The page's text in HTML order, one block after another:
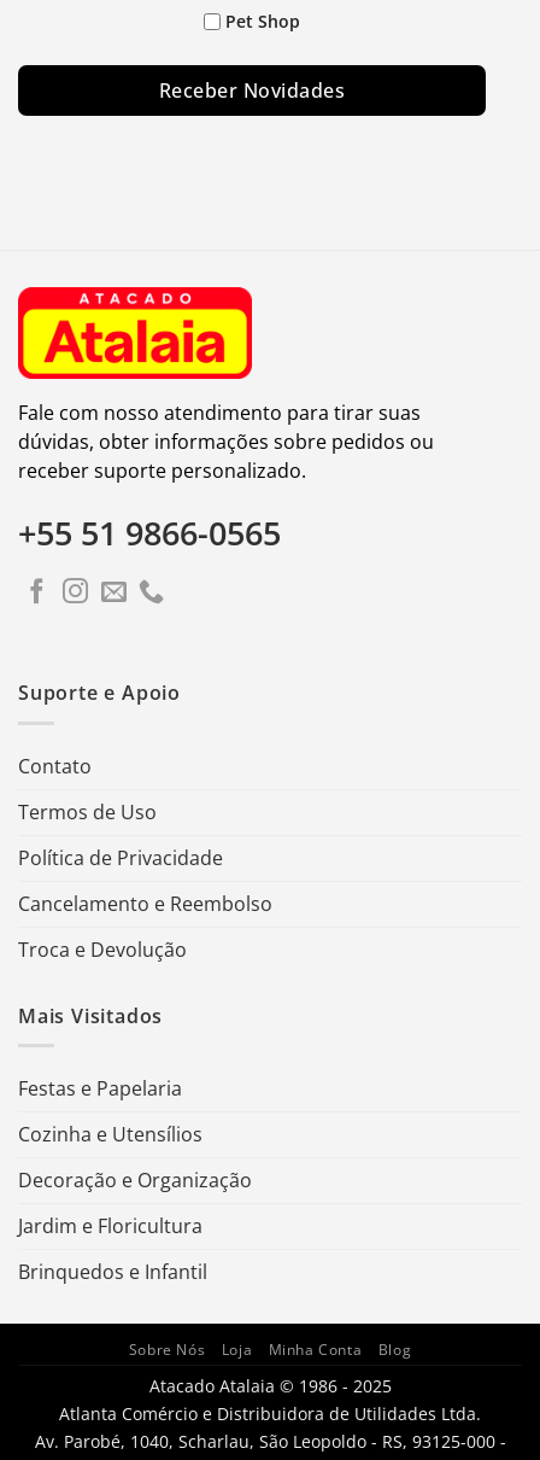
Pet Shop
Receber Novidades
Fale com nosso atendimento para tirar suas
dúvidas, obter informações sobre pedidos ou
receber suporte personalizado.
+55 51 9866-0565
Suporte e Apoio
Contato
Termos de Uso
Política de Privacidade
Cancelamento e Reembolso
Troca e Devolução
Mais Visitados
Festas e Papelaria
Cozinha e Utensílios
Decoração e Organização
Jardim e Floricultura
Brinquedos e Infantil
Sobre Nós Loja Minha Conta Blog
Atacado Atalaia © 1986 - 2025
Atlanta Comércio e Distribuidora de Utilidades Ltda.
Av. Parobé, 1040, Scharlau, São Leopoldo - RS, 93125-000 -